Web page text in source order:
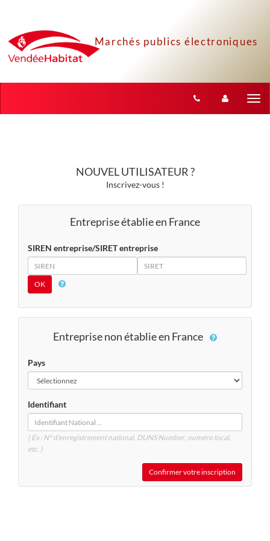
NOUVEL UTILISATEUR ?
Inscrivez-vous !
Entreprise établie en France
SIREN entreprise/SIRET entreprise
SIREN
SIRET
Entreprise non établie en France
Pays
Identifiant
( Ex : N° d'enregistrement national, DUNSNumber, numéro local,
etc. )